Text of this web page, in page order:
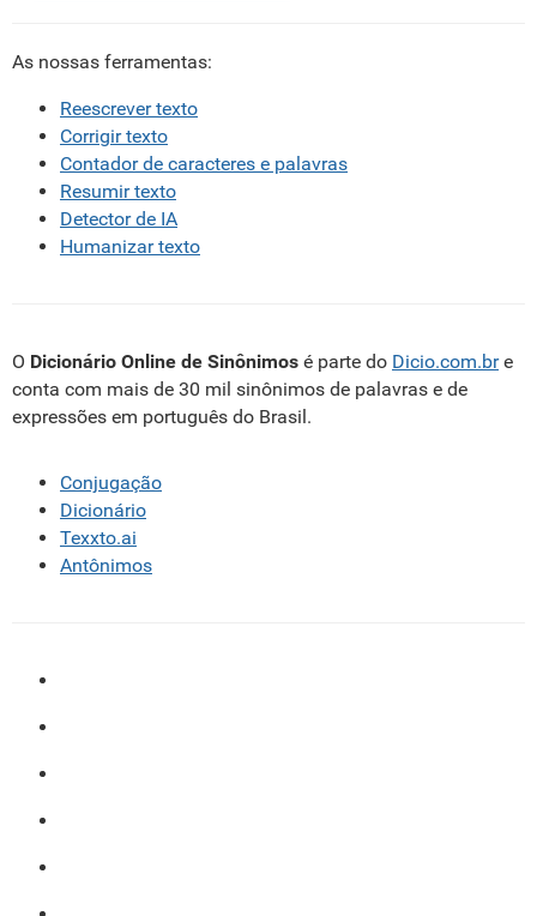
As nossas ferramentas:
Reescrever texto
Corrigir texto
Contador de caracteres e palavras
Resumir texto
Detector de IA
Humanizar texto
O Dicionário Online de Sinônimos é parte do Dicio.com.bre
conta com mais de 30 mil sinônimos de palavras e de
expressões em português do Brasil.
Conjugação
Dicionário
Texxto.ai
Antônimos